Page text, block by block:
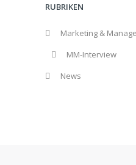
RUBRIKEN
Marketing &
MM-Interview
News